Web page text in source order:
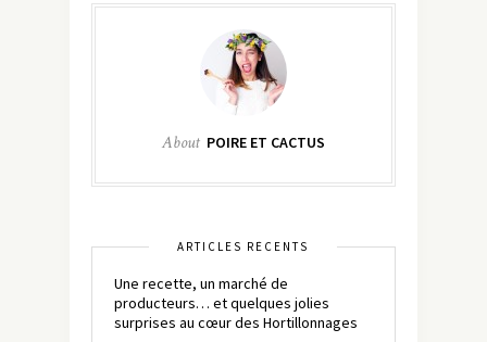
About POIRE ET CACTUS
ARTICLES RÉCENTS
Une recette, un marché de
producteurs… et quelques jolies
surprises au cœur des Hortillonnages